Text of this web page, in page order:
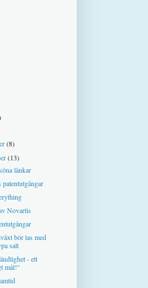
(8)
(13)
länkar
Novartis
bör tas med
salt
- ett
mål!"